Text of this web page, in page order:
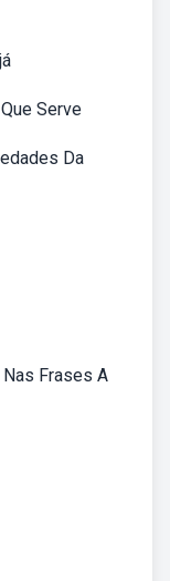
Serve
Da
Frases A